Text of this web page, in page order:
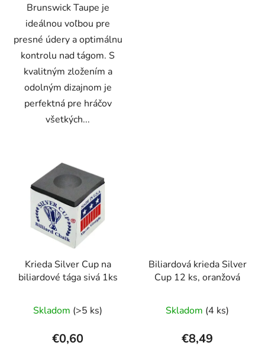
Brunswick Taupe je
ideálnou voľbou pre
presné údery a optimálnu
kontrolu nad tágom. S
kvalitným zložením a
odolným dizajnom je
perfektná pre hráčov
všetkých...
Krieda Silver Cup na
biliardové tága sivá 1ks
Skladom (>5 ks)
€0,60
Biliardová krieda Silver
Cup 12 ks, oranžová
Skladom (4 ks)
€8,49